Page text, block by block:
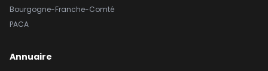
Bourgogne-Franche-Comté
PACA
Annuaire